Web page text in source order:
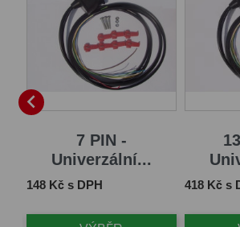

7 PIN -
Univerzální...
Cena
148 Kč s DPH Cena
418 Kč s